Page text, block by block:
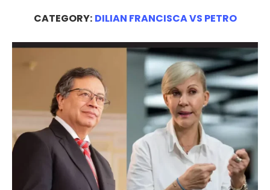
CATEGORY: DILIAN FRANCISCA VS PETRO